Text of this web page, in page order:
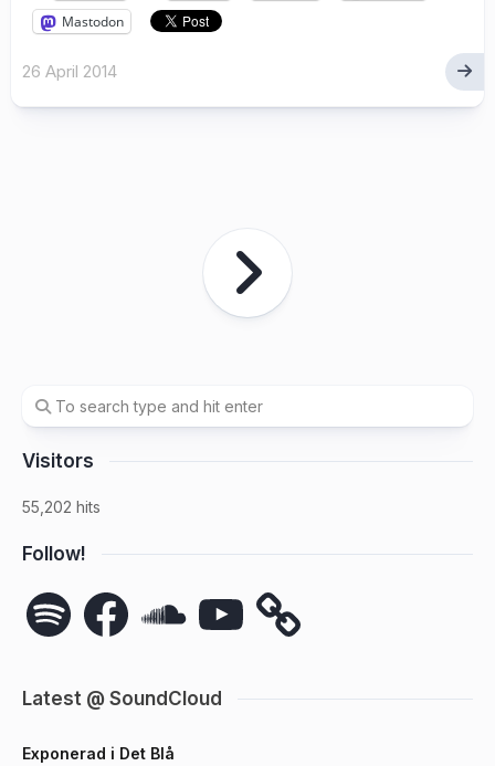
Mastodon
26 April 2014
Visitors
55,202 hits
Follow!
Spotify FacebookSoundCloudYouTube
Latest @ SoundCloud
Exponerad i Det Blå